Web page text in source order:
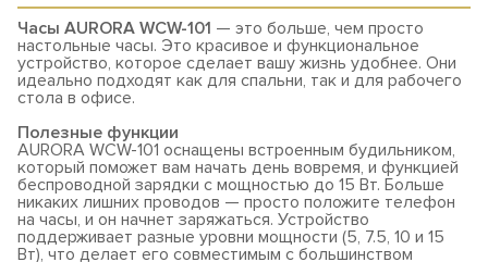
Часы AURORA WCW-101 — это больше, чем просто
настольные часы. Это красивое и функциональное
устройство, которое сделает вашу жизнь удобнее. Они
идеально подходят как для спальни, так и для рабочего
стола в офисе.
Полезные функции
AURORA WCW-101 оснащены встроенным будильником,
который поможет вам начать день вовремя, и функцией
беспроводной зарядки с мощностью до 15 Вт. Больше
никаких лишних проводов — просто положите телефон
на часы, и он начнет заряжаться. Устройство
поддерживает разные уровни мощности (5, 7.5, 10 и 15
Вт), что делает его совместимым с большинством